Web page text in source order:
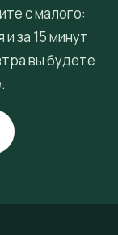
с малого:
за 15 минут
вы будете